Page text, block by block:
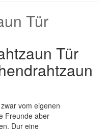
Tür
Tür
vom eigenen
Freunde aber
Dur eine